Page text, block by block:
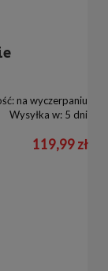
na wyczerpaniu
Wysyłka w: 5 dni
119,99 zł